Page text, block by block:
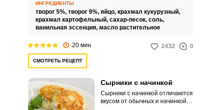
крахмал добавляем в тесто и в
нем панируем сырники, что
придаст очень хрустящую
румяную корочку.
ИНГРЕДИЕНТЫ
творог 5%, творог 9%, яйцо, крахмал кукурузный,
крахмал картофельный, сахар-песок, соль,
ванильная эссенция, масло растительное
20 мин 2432 0
СМОТРЕТЬ РЕЦЕПТ
Сырники с начинкой
Сырники с начинкой отличаются
вкусом от обычных и начинкой